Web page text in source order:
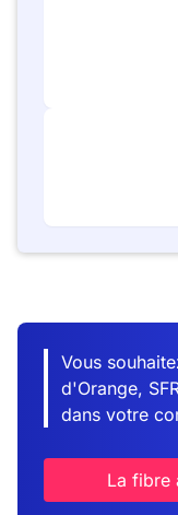
Vous
d'Orange,
dans votre
La fibre